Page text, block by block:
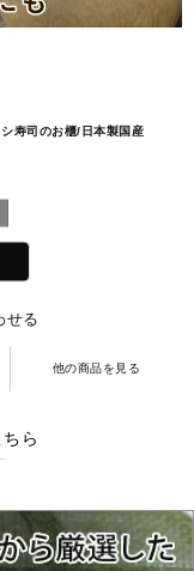
寿司のお櫃/日本製国産
せる
他の商品を見る
ら